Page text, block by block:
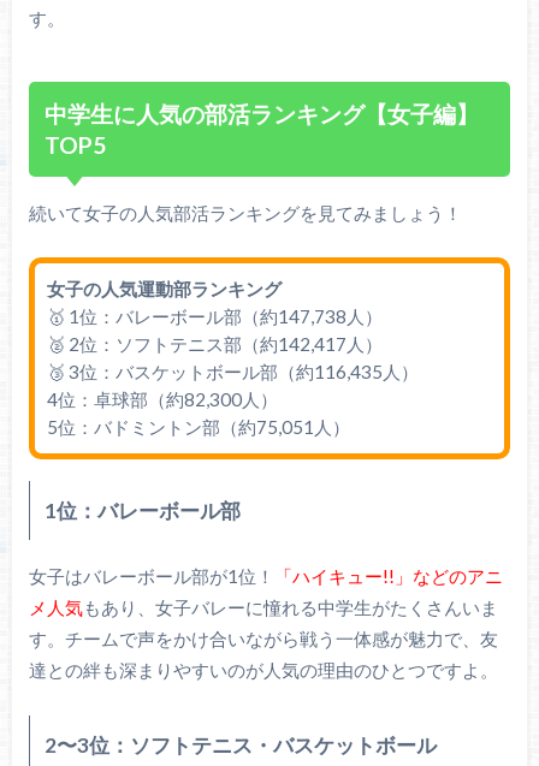
す。
中学生に人気の部活ランキング【女子編】
TOP5
続いて女子の人気部活ランキングを見てみましょう！
女子の人気運動部ランキング
🥇 1位：バレーボール部（約147,738人）
🥈 2位：ソフトテニス部（約142,417人）
🥉 3位：バスケットボール部（約116,435人）
4位：卓球部（約82,300人）
5位：バドミントン部（約75,051人）
1位：バレーボール部
女子はバレーボール部が1位！
「ハイキュー!!」などのアニ
メ人気もあり、女子バレーに憧れる中学生がたくさんいま
す。チームで声をかけ合いながら戦う一体感が魅力で、友
達との絆も深まりやすいのが人気の理由のひとつですよ。
2〜3位：ソフトテニス・バスケットボール